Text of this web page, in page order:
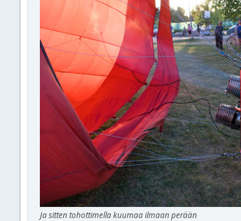
Ja sitten tohottimella kuumaa ilmaan perään